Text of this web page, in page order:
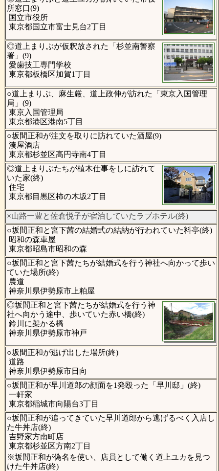
所窓口(9)
国立市役所
東京都国立市富士見台2丁目
◎道上まりぶが仮釈放された「杉並南警察
署」(9)
愛歯技工専門学校
東京都板橋区加賀1丁目
○道上まりぶ、麻生厳、道上政伸が訪れた「東京入国管理
局」(9)
東京入国管理局
東京都港区港南5丁目
○坂間正和が注文を取りに訪れていた酒屋(9)
湊屋酒店
東京都杉並区高円寺南4丁目
◎道上まりぶたちが植木仕事をしに訪れて
いた家(終)
住宅
東京都目黒区柿の木坂2丁目
×山路一豊と佐倉悦子が宿泊していたラブホテル(終)
○坂間正和と宮下茜の結婚式の結納が行われていた料亭(終)
昭和の森車屋
東京都昭島市昭和の森
○坂間正和と宮下茜たちが結婚式を行う神社へ向かって歩い
ていた場所(終)
農道
神奈川県伊勢原市上粕屋
◎坂間正和と宮下茜たちが結婚式を行う神
社へ向かう途中、歩いていた赤い橋(終)
鈴川に架かる橋
神奈川県伊勢原市神戸
○坂間正和が逃げ出した場所(終)
道路
神奈川県伊勢原市日向
○坂間正和が早川道郎の顔面を1発殴った「早川邸」(終)
一軒家
東京都稲城市向陽台3丁目
○坂間正和が追ってきていた早川道郎から逃げるべく入店し
た牛丼店(終)
吉野家方南町店
東京都杉並区方南2丁目
※坂間正和が偽名を使い、店員として働く道上ユカを見つ
けた牛丼店(終)